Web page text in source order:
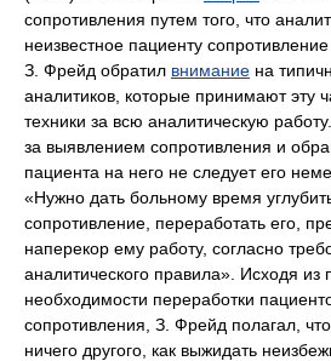
сопротивления путем того, что
неизвестное пациенту
З. Фрейд обратил внимание на
аналитиков, которые принимают эту
техники за всю аналитическую
за выявлением сопротивления и
пациента на него не следует его
«Нужно дать больному время
сопротивление, переработать его,
наперекор ему работу, согласно
аналитического правила». Исходя
необходимости переработки
сопротивления, З. Фрейд полагал,
ничего другого, как выжидать